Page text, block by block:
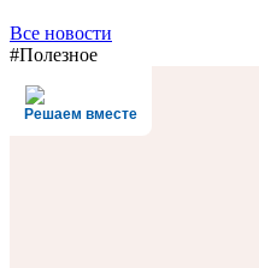
Все новости
#Полезное
Решаем вместе